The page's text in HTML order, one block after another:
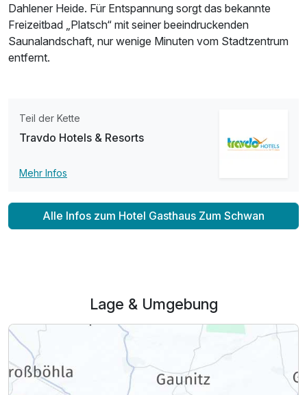
Ausstattung
Für 4 Tage
Einzelzimmer Nebenhaus
Dahlener Heide. Für Entspannung sorgt das bekannte
Freizeitbad „Platsch“ mit seiner beeindruckenden
Saunalandschaft, nur wenige Minuten vom Stadtzentrum
entfernt.
Teil der Kette
Travdo Hotels & Resorts
Mehr Infos
Alle Infos zum Hotel Gasthaus Zum Schwan
Lage & Umgebung